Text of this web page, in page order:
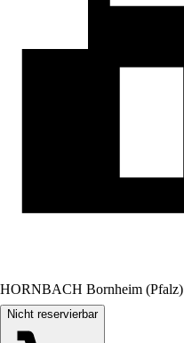
HORNBACH Bornheim (Pfalz)
Nicht reservierbar